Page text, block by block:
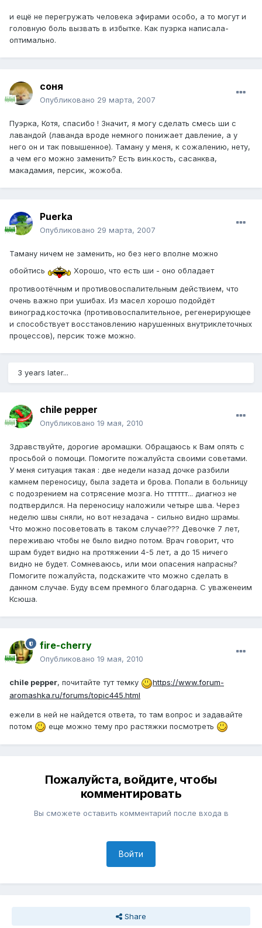
и ещё не перегружать человека эфирами особо, а то могут и
головную боль вызвать в избытке. Как пуэрка написала-
оптимально.
соня
Опубликовано 29 марта, 2007
Пуэрка, Котя, спасибо ! Значит, я могу сделать смесь ши с
лавандой (лаванда вроде немного понижает давление, а у
него он и так повышенное). Таману у меня, к сожалению, нету,
а чем его можно заменить? Есть вин.кость, сасанква,
макадамия, персик, жожоба.
Puerka
Опубликовано 29 марта, 2007
Таману ничем не заменить, но без него вполне можно
обойтись
Хорошо, что есть ши - оно обладает
противоотёчным и противовоспалительным действием, что
очень важно при ушибах. Из масел хорошо подойдёт
виноград.косточка (противовоспалительное, регенерирующее
и способствует восстановлению нарушенных внутриклеточных
процессов), персик тоже можно.
3 years later...
chile pepper
Опубликовано 19 мая, 2010
Здравствуйте, дорогие аромашки. Обращаюсь к Вам опять с
просьбой о помощи. Помогите пожалуйста своими советами.
У меня ситуация такая : две недели назад дочке разбили
камнем переносицу, была задета и брова. Попали в больницу
с подозрением на сотрясение мозга. Но тттттт... диагноз не
подтвердился. На переносицу наложили четыре шва. Через
неделю швы сняли, но вот незадача - сильно видно шрамы.
Что можно посоветовать в таком случае??? Девочке 7 лет,
переживаю чтобы не было видно потом. Врач говорит, что
шрам будет видно на протяжении 4-5 лет, а до 15 ничего
видно не будет. Сомневаюсь, или мои опасения напрасны?
Помогите пожалуйста, подскажите что можно сделать в
данном случае. Буду всем премного благодарна. С уваженеим
Ксюша.
fire-cherry
Опубликовано 19 мая, 2010
chile pepper, почитайте тут темку
https://www.forum-
aromashka.ru/forums/topic445.html
ежели в ней не найдется ответа, то там вопрос и задавайте
потом
еще можно тему про растяжки посмотреть
Пожалуйста, войдите, чтобы
комментировать
Вы сможете оставить комментарий после входа в
Войти
Share